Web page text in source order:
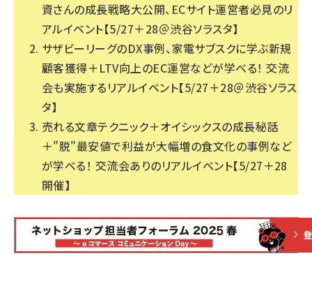
資さんの成長戦略大公開、ECサイト運営者必見のリ
アルイベント【5/27＋28＠渋谷ソラスタ】
サザビーリーグのDX事例、家電サブスクに学ぶ新規
顧客獲得＋LTV向上のEC運営などが学べる！ 交流
会も実施するリアルイベント【5/27＋28＠渋谷ソラス
タ】
売れる文章テクニック＋オイシックスの成長秘話
＋"脱"最安値で利益が大幅増の食文化の事例など
が学べる！ 交流会ありのリアルイベント【5/27＋28
開催】